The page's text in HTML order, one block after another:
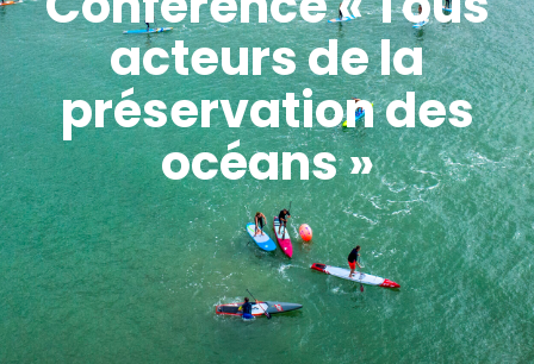
acteurs de la
préservation des
océans »